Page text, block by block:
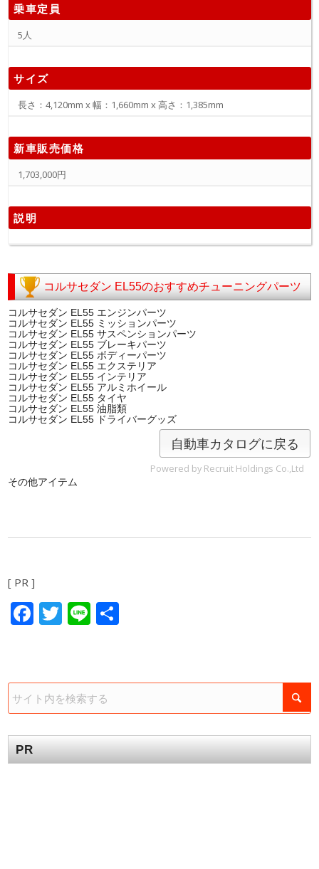
乗車定員
5人
サイズ
長さ：4,120mm x 幅：1,660mm x 高さ：1,385mm
新車販売価格
1,703,000円
説明
コルサセダン EL55のおすすめチューニングパーツ
コルサセダン EL55 エンジンパーツ
コルサセダン EL55 ミッションパーツ
コルサセダン EL55 サスペンションパーツ
コルサセダン EL55 ブレーキパーツ
コルサセダン EL55 ボディーパーツ
コルサセダン EL55 エクステリア
コルサセダン EL55 インテリア
コルサセダン EL55 アルミホイール
コルサセダン EL55 タイヤ
コルサセダン EL55 油脂類
コルサセダン EL55 ドライバーグッズ
自動車カタログに戻る
Powered by Recruit Holdings Co.,Ltd
その他アイテム
[ PR ]
Facebook
Twitter
Line
PR